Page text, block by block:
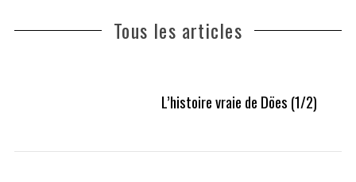
Tous les articles
L’histoire vraie de Döes (1/2)